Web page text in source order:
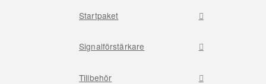
Startpaket
Signalförstärkare
Tillbehör